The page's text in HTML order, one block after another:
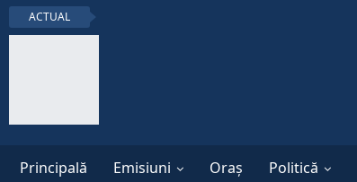
ACTUAL
Principală Emisiuni Oraș Politică